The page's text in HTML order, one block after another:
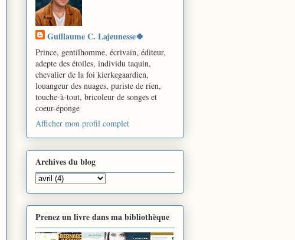
Guillaume C. Lajeunesse🍀
Prince, gentilhomme, écrivain, éditeur,
adepte des étoiles, individu taquin,
chevalier de la foi kierkegaardien,
louangeur des nuages, puriste de rien,
touche-à-tout, bricoleur de songes et
coeur-éponge
Afficher mon profil complet
Archives du blog
Prenez un livre dans ma bibliothèque